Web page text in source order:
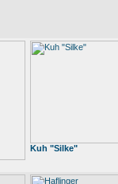
Kuh "Silke"